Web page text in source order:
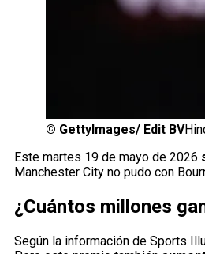
© GettyImages/ Edit BV
Este martes 19 de mayo de 2026
Manchester City no pudo con
¿Cuántos millones
Según la información de Sports